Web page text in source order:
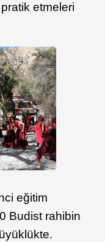
etmeleri
eğitim
Budist rahibin